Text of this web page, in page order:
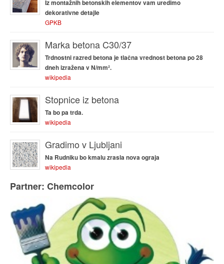
Iz montažnih betonskih elementov vam uredimo
dekorativne detajle
GPKB
Marka betona C30/37
Trdnostni razred betona je tlačna vrednost betona po 28
dneh izražena v N/mm².
wikipedia
Stopnice iz betona
Ta bo pa trda.
wikipedia
Gradimo v Ljubljani
Na Rudniku bo kmalu zrasla nova ograja
wikipedia
Partner: Chemcolor